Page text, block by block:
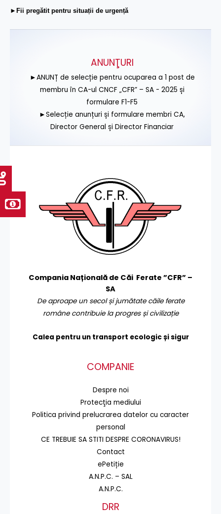
►Fii pregătit pentru situații de urgență
ANUNŢURI
►ANUNȚ de selecție pentru ocuparea a 1 post de
membru în CA-ul CNCF „CFR” – SA - 2025 și
formulare F1-F5
►Selecție anunțuri și formulare membri CA,
Director General și Director Financiar
Compania Națională de Căi Ferate ”CFR” –
SA
De aproape un secol și jumătate căile ferate
române contribuie la progres și civilizație
Calea pentru un transport ecologic și sigur
COMPANIE
Despre noi
Protecţia mediului
Politica privind prelucrarea datelor cu caracter
personal
CE TREBUIE SA STITI DESPRE CORONAVIRUS!
Contact
ePetiție
A.N.P.C. – SAL
A.N.P.C.
DRR